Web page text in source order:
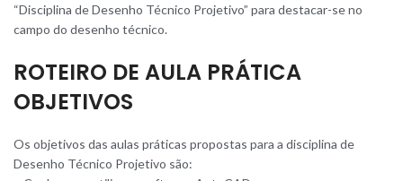
“Disciplina de Desenho Técnico Projetivo” para destacar-se no
campo do desenho técnico.
ROTEIRO DE AULA PRÁTICA
OBJETIVOS
Os objetivos das aulas práticas propostas para a disciplina de
Desenho Técnico Projetivo são: